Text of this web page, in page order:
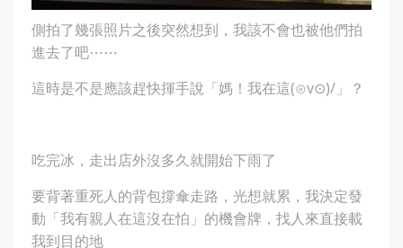
側拍了幾張照片之後突然想到，我該不會也被他們拍
進去了吧⋯⋯
這時是不是應該趕快揮手說「媽！我在這(⊙v⊙)/」？
吃完冰，走出店外沒多久就開始下雨了
要背著重死人的背包撐傘走路，光想就累，我決定發
動「我有親人在這沒在怕」的機會牌，找人來直接載
我到目的地